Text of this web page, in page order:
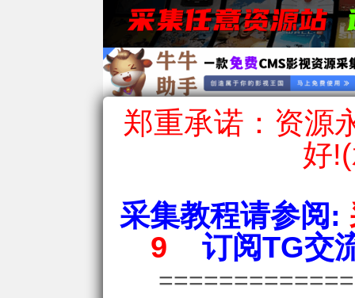
郑重承诺：资源
好
采集教程请参阅:
9
订阅TG交